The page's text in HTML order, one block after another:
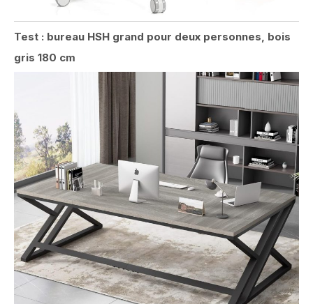
Test : bureau HSH grand pour deux personnes, bois
gris 180 cm